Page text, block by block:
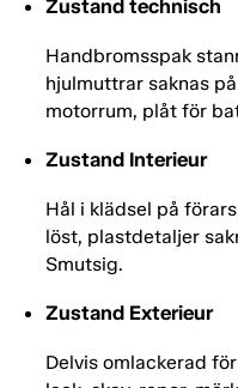
Zustand technisch
Handbromsspak
hjulmuttrar saknas
motorrum, plåt för
Zustand Interieur
Hål i klädsel på
löst, plastdetaljer
Smutsig.
Zustand Exterieur
Delvis omlackerad